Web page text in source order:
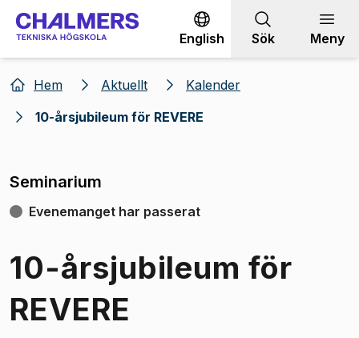
Gå till innehållet
English Sök Meny
Hem Aktuellt
Kalender
10-årsjubileum för REVERE
Seminarium
Evenemanget har passerat
10-årsjubileum för
REVERE